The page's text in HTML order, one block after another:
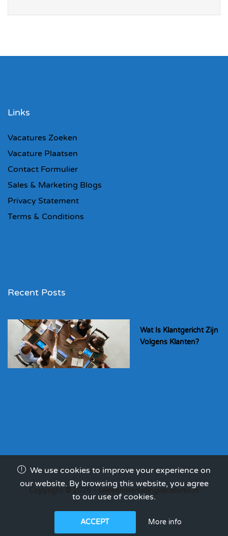
Links
Vacatures Zoeken
Vacature Plaatsen
Contact Formulier
Sales & Marketing Blogs
Privacy Statement
Terms & Conditions
Recent Posts
Wat Is Klantgericht Zijn
Volgens Klanten?
Copyright © 2026 - salesenmarketingvacatures.nl
We use cookies to improve your experience on
our website. By browsing this website, you agree
to our use of cookies.
ACCEPT More info